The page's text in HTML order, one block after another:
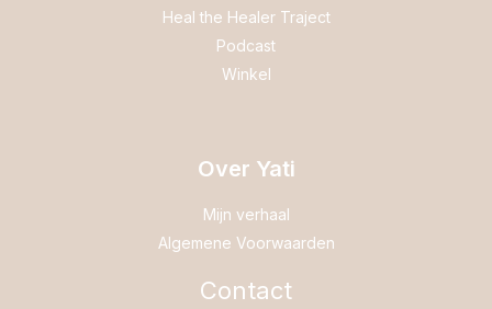
Heal the Healer Traject
Podcast
Winkel
Over Yati
Mijn verhaal
Algemene Voorwaarden
Contact